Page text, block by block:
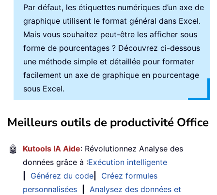
Par défaut, les étiquettes numériques d’un axe de
graphique utilisent le format général dans Excel.
Mais vous souhaitez peut-être les afficher sous
forme de pourcentages ? Découvrez ci-dessous
une méthode simple et détaillée pour formater
facilement un axe de graphique en pourcentage
sous Excel.
Meilleurs outils de productivité Office
🤖 Kutools IA Aide: Révolutionnez Analyse des
données grâce à :Exécution intelligente
Générez du code
Créez formules
personnalisées
Analysez des données et